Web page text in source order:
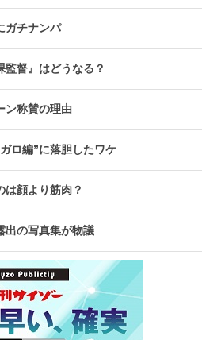
ガチナンパ
監督』はどうなる？
ン称賛の理由
ロ編”に落胆したワケ
は顔より筋肉？
出の写真集が物議